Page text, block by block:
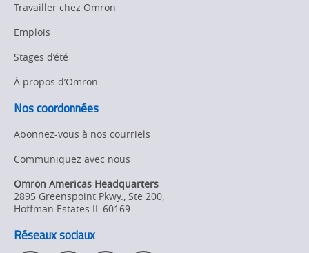
Travailler chez Omron
Emplois
Stages d’été
À propos d’Omron
Nos coordonnées
Abonnez-vous à nos courriels
Communiquez avec nous
Omron Americas Headquarters
2895 Greenspoint Pkwy., Ste 200,
Hoffman Estates IL 60169
Réseaux sociaux